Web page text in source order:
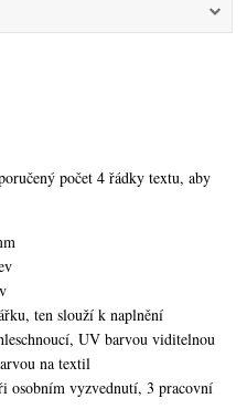
počet 4 řádky textu,aby
ten slouží k naplnění
UV barvou viditelnou
na textil
osobním vyzvednutí, 3 pracovní